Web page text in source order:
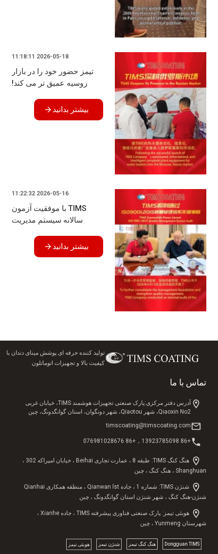
2026-05-18 11:18:11
تیمز حضور خود را در بازار
روسیه عمیق تر می کند!
بیشتر بدانید
2026-05-16 11:22:32
TIMS با موفقیت آزمون
سالانه سیستم مدیریت
بیشتر بدانید
تولید کننده حرفه ای پوشش مینای دندان با
کیفیت بالا و تجهیزات اتوماتلون
تماس با ما
آدرس دفتر مرکزی:پارک صنعتی تجهیزات هوشمند TIMS، خیابان غربی
Qiaoxin No2، شهر Qiaotou، شهر دونگوان، استان گوانگدونگ، چین
timscoating@timscoating.com
+86 13923785098，+86 076981028676
هنگ کنگ TIMS: طبقه 8 ، عمارت تجاری Beihai ، خیابان امپراکه 302 ،
Shanghuan ، هنگ کنگ ، چین
شنژن TIMS: شماره 1 ، جاده Qianwan lst ، منطقه همکاری Qianhai
شنژن-هنگ کنگ ، شهر شنژن استان گوانگدونگ ، چین
هوبئی تیمز: پارک صنعتی فناوری پیشرفته TIMS ، جاده Xianhe ،
شهرستان Yunmeng ، چین
Dongguan TlMS هنگ کنگ تیمز شنژن تیمز هوبئی تیمز